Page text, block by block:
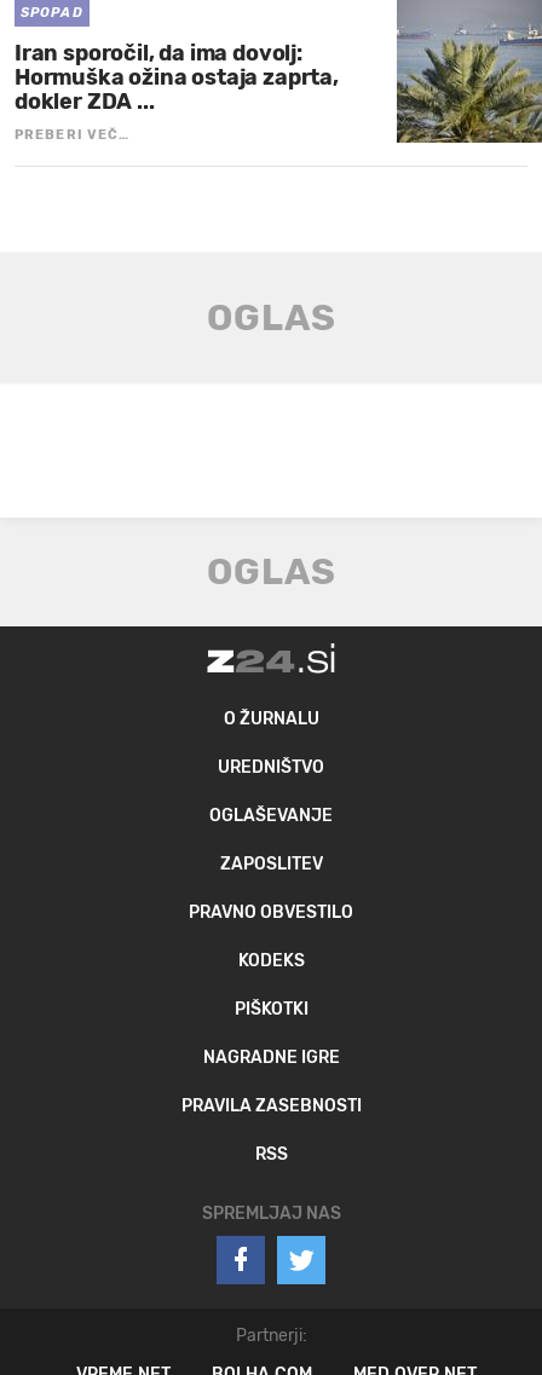
SPOPAD
Iran sporočil, da ima dovolj:
Hormuška ožina ostaja zaprta,
dokler ZDA ...
PREBERI VEČ…
O ŽURNALU
UREDNIŠTVO
OGLAŠEVANJE
ZAPOSLITEV
PRAVNO OBVESTILO
KODEKS
PIŠKOTKI
NAGRADNE IGRE
PRAVILA ZASEBNOSTI
RSS
SPREMLJAJ NAS
Partnerji: